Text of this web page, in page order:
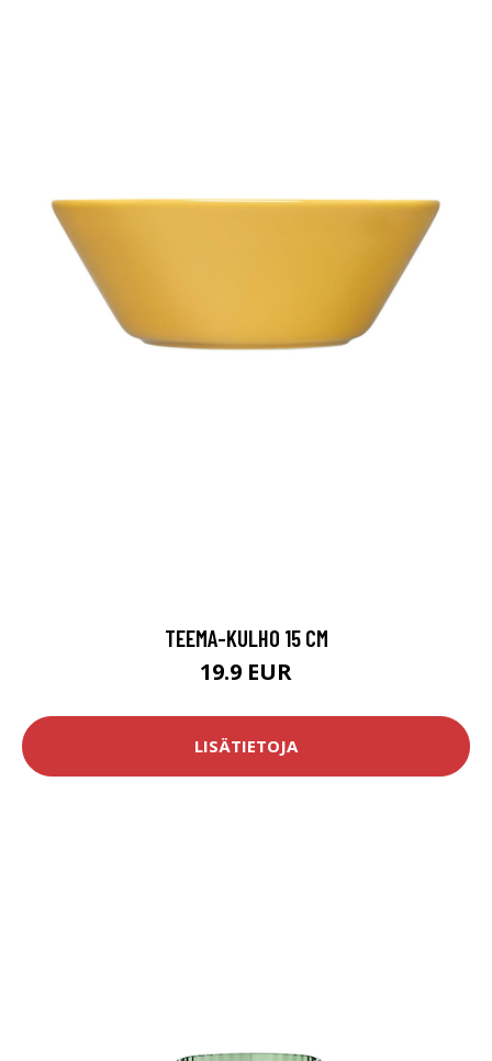
TEEMA-KULHO 15 CM
19.9 EUR
LISÄTIETOJA